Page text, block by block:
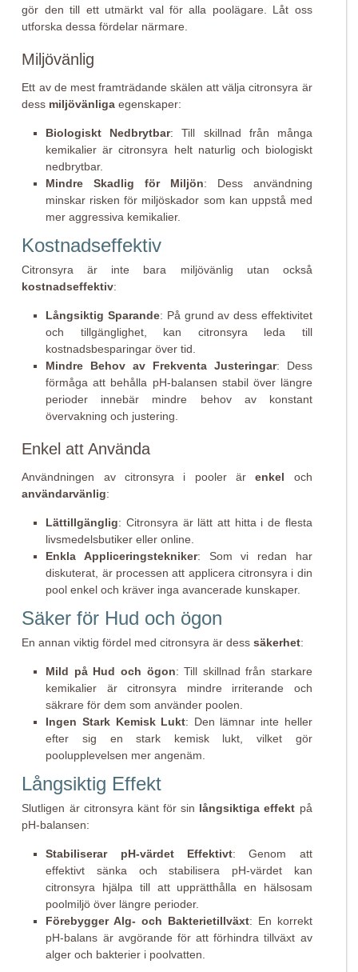
gör den till ett utmärkt val för alla poolägare. Låt oss
utforska dessa fördelar närmare.
Miljövänlig
Ett av de mest framträdande skälen att välja citronsyra är
dess miljövänliga egenskaper:
Biologiskt Nedbrytbar: Till skillnad från många
kemikalier är citronsyra helt naturlig och biologiskt
nedbrytbar.
Mindre Skadlig för Miljön: Dess användning
minskar risken för miljöskador som kan uppstå med
mer aggressiva kemikalier.
Kostnadseffektiv
Citronsyra är inte bara miljövänlig utan också
kostnadseffektiv:
Långsiktig Sparande: På grund av dess effektivitet
och tillgänglighet, kan citronsyra leda till
kostnadsbesparingar över tid.
Mindre Behov av Frekventa Justeringar: Dess
förmåga att behålla pH-balansen stabil över längre
perioder innebär mindre behov av konstant
övervakning och justering.
Enkel att Använda
Användningen av citronsyra i pooler ärenkel och
användarvänlig:
Lättillgänglig: Citronsyra är lätt att hitta i de flesta
livsmedelsbutiker eller online.
Enkla Appliceringstekniker: Som vi redan har
diskuterat, är processen att applicera citronsyra i din
pool enkel och kräver inga avancerade kunskaper.
Säker för Hud och ögon
En annan viktig fördel med citronsyra är desssäkerhet:
Mild på Hud och ögon: Till skillnad från starkare
kemikalier är citronsyra mindre irriterande och
säkrare för dem som använder poolen.
Ingen Stark Kemisk Lukt: Den lämnar inte heller
efter sig en stark kemisk lukt, vilket gör
poolupplevelsen mer angenäm.
Långsiktig Effekt
Slutligen är citronsyra känt för sin långsiktiga effekt på
pH-balansen:
Stabiliserar pH-värdet Effektivt: Genom att
effektivt sänka och stabilisera pH-värdet kan
citronsyra hjälpa till att upprätthålla en hälsosam
poolmiljö över längre perioder.
Förebygger Alg- och Bakterietillväxt: En korrekt
pH-balans är avgörande för att förhindra tillväxt av
alger och bakterier i poolvatten.